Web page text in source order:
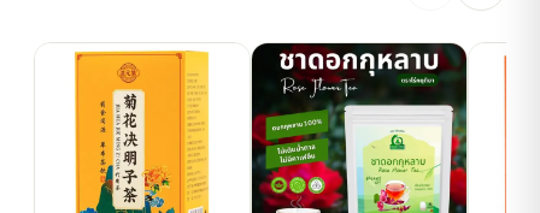
chosen
the
product
page
chosen
on
the
product
page